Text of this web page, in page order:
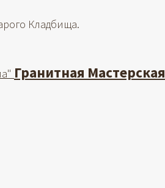
Кладбища.
Гранитная Мастерская